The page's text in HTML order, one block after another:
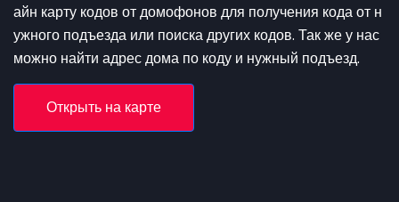
айн карту кодов от домофонов для получения кода от н
ужного подъезда или поиска других кодов. Так же у нас
можно найти адрес дома по коду и нужный подъезд.
Открыть на карте